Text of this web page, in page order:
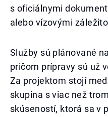
s oficiálnymi
alebo vízovými
Služby sú plánované
pričom prípravy sú už
Za projektom stojí
skupina s viac než
skúseností, ktorá sa v